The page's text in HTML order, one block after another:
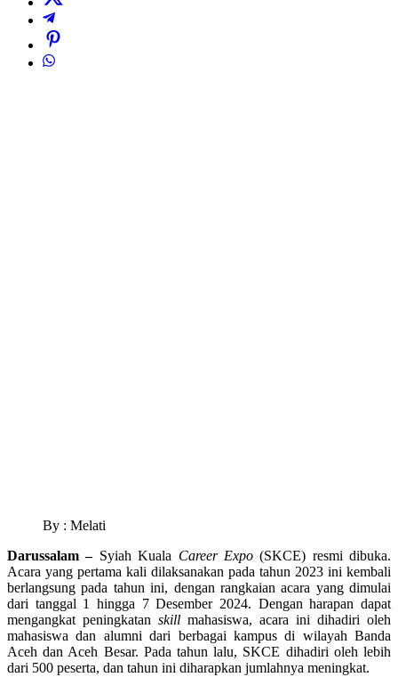
By : Melati
Darussalam –Syiah Kuala Career Expo(SKCE) resmi dibuka.
Acara yang pertama kali dilaksanakan pada tahun 2023 ini kembali
berlangsung pada tahun ini, dengan rangkaian acara yang dimulai
dari tanggal 1 hingga 7 Desember 2024. Dengan harapan dapat
mengangkat peningkatan skill mahasiswa, acara ini dihadiri oleh
mahasiswa dan alumni dari berbagai kampus di wilayah Banda
Aceh dan Aceh Besar. Pada tahun lalu, SKCE dihadiri oleh lebih
dari 500 peserta, dan tahun ini diharapkan jumlahnya meningkat.